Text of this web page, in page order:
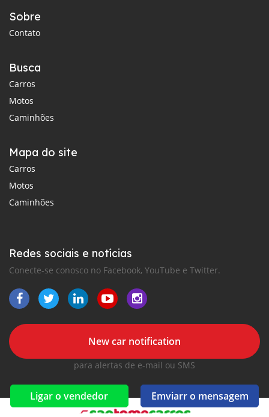
Ligar o vendedor Emviarr o mensagem
Sobre
Contato
Busca
Carros
Motos
Caminhões
Mapa do site
Carros
Motos
Caminhões
Redes sociais e notícias
Conecte-se conosco no Facebook, YouTube e Twitter.
New car notification
para alertas de e-mail ou SMS